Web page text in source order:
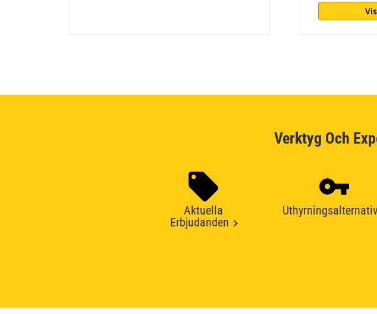
Verktyg Och
Aktuella
Erbjudanden
Uthyrningsalternativ